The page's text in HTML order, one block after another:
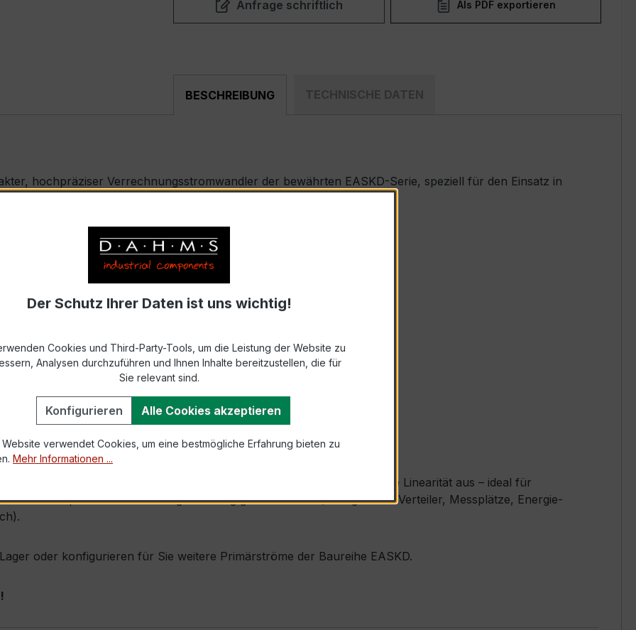
Anfrage schriftlich Als PDF exportieren
BESCHREIBUNG TECHNISCHE DATEN
hochpräziser Verrechnungsstromwandler der bewährten EASKD-Serie, speziell für den Einsatz in
Mess- und Überwachungssystemen entwickelt.
– EASKD 31.8
500 A, Sekundärnennstrom 5 A pro Phase)
2 bzw. DIN EN 61869-2)
31 mm × 8 mm
× Ipr (Dauerstrom 1 × Primärnennstrom)
seine sehr kompakte Bauform, hohe Zuverlässigkeit und exzellente Linearität aus – ideal für
eine präzise Verrechnungsmessung gefordert wird (z. B. größere Verteiler, Messplätze, Energie-
oder konfigurieren für Sie weitere Primärströme der Baureihe EASKD.
Der Schutz Ihrer Daten ist uns wichtig!
Cookies und Third-Party-Tools, um die Leistung der Website zu
Analysen durchzuführen und Ihnen Inhalte bereitzustellen, die für
Sie relevant sind.
Konfigurieren Alle Cookies akzeptieren
Website verwendet Cookies, um eine bestmögliche Erfahrung bieten zu
Mehr Informationen ...